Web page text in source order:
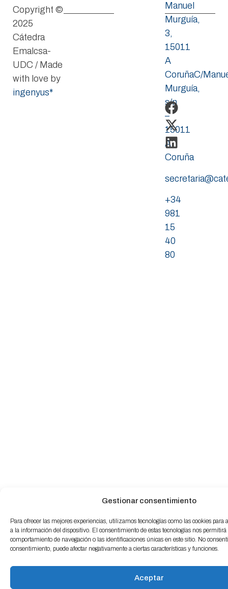
Gestionar consentimiento
Para ofrecer las mejores experiencias, utilizamos tecnologías como las cookies para
a la información del dispositivo. El consentimiento de estas tecnologías nos permitirá
comportamiento de navegación o las identificaciones únicas en este sitio. No
consentimiento, puede afectar negativamente a ciertas características y funciones.
Aceptar
Manuel
Murguía,
3,
15011
A
CoruñaC/
Murguía,
s/n
–
15011
A
Coruña
+34
981
15
40
80
Copyright ©
2025
Cátedra
Emalcsa-
UDC / Made
with love by
ingenyus*